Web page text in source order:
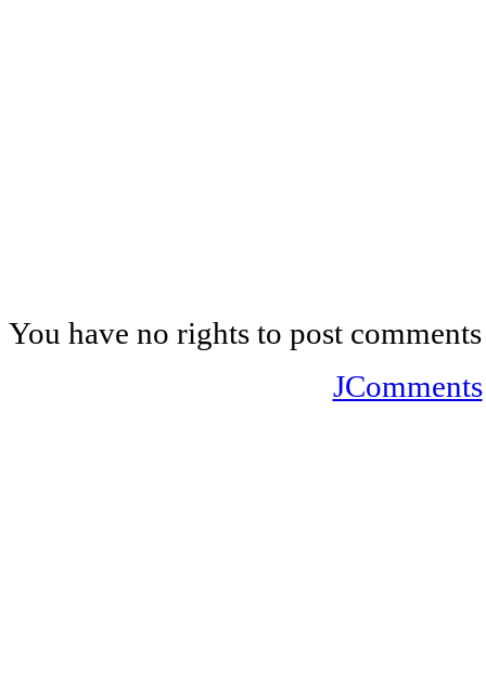
You have no rights to post comments
JComments